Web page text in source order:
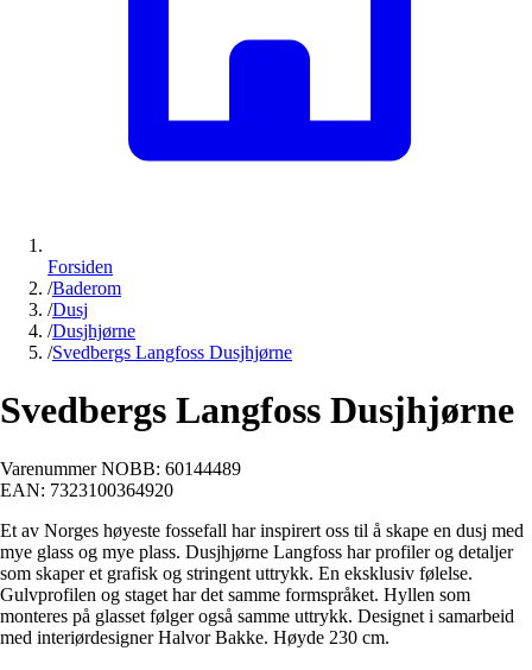
Forsiden
/Baderom
/Dusj
/Dusjhjørne
/Svedbergs Langfoss Dusjhjørne
Svedbergs Langfoss Dusjhjørne
Varenummer NOBB: 60144489
EAN: 7323100364920
Et av Norges høyeste fossefall har inspirert oss til å skape en dusj med
mye glass og mye plass. Dusjhjørne Langfoss har profiler og detaljer
som skaper et grafisk og stringent uttrykk. En eksklusiv følelse.
Gulvprofilen og staget har det samme formspråket. Hyllen som
monteres på glasset følger også samme uttrykk. Designet i samarbeid
med interiørdesigner Halvor Bakke. Høyde 230 cm.